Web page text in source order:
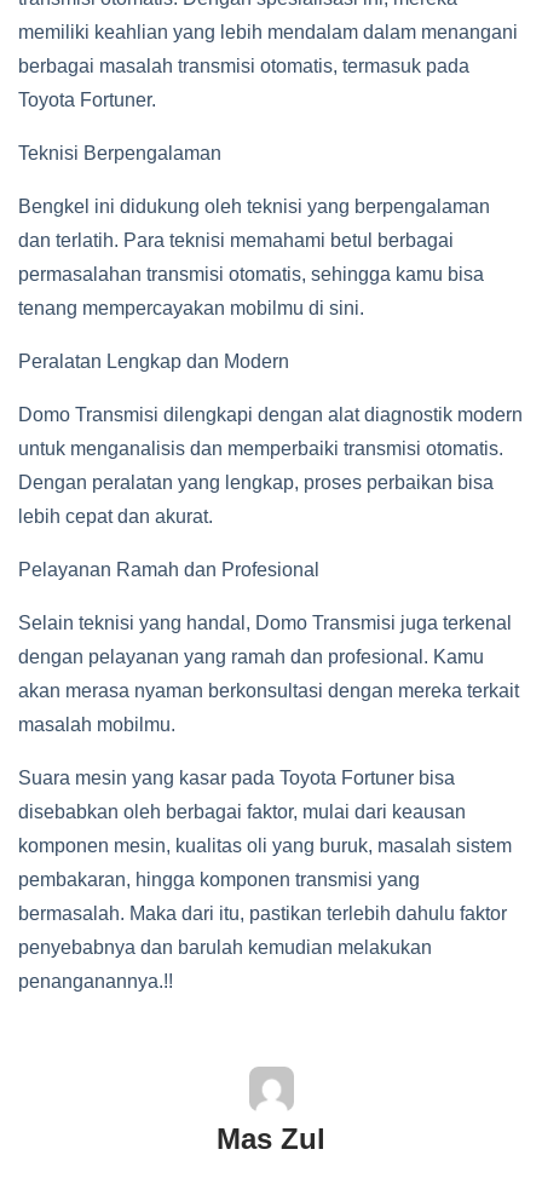
memiliki keahlian yang lebih mendalam dalam menangani
berbagai masalah transmisi otomatis, termasuk pada
Toyota Fortuner.
Teknisi Berpengalaman
Bengkel ini didukung oleh teknisi yang berpengalaman
dan terlatih. Para teknisi memahami betul berbagai
permasalahan transmisi otomatis, sehingga kamu bisa
tenang mempercayakan mobilmu di sini.
Peralatan Lengkap dan Modern
Domo Transmisi dilengkapi dengan alat diagnostik modern
untuk menganalisis dan memperbaiki transmisi otomatis.
Dengan peralatan yang lengkap, proses perbaikan bisa
lebih cepat dan akurat.
Pelayanan Ramah dan Profesional
Selain teknisi yang handal, Domo Transmisi juga terkenal
dengan pelayanan yang ramah dan profesional. Kamu
akan merasa nyaman berkonsultasi dengan mereka terkait
masalah mobilmu.
Suara mesin yang kasar pada Toyota Fortuner bisa
disebabkan oleh berbagai faktor, mulai dari keausan
komponen mesin, kualitas oli yang buruk, masalah sistem
pembakaran, hingga komponen transmisi yang
bermasalah. Maka dari itu, pastikan terlebih dahulu faktor
penyebabnya dan barulah kemudian melakukan
penanganannya.!!
Mas Zul